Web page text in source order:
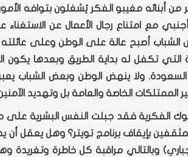
من أبنائه مغيبو الفكر يُشغلون بتوافه
ملايين أجنبي مع امتناع رجال الأعمال عن
أصبح عالة على الوطن وعلى
التي تكفل له بداية الطريق وبعدها يكون
السعودة. ولا ينهض الوطن وبعض الشباب
الممتلكات الخاصة والعامة بل وتهديد
الفكرية فقدجبلت النفس البشرية على
بإيقاف برنامج تويتر؟ وهل يعقل أن
إجباري) وبالتالي مراقبة كل خاطرة